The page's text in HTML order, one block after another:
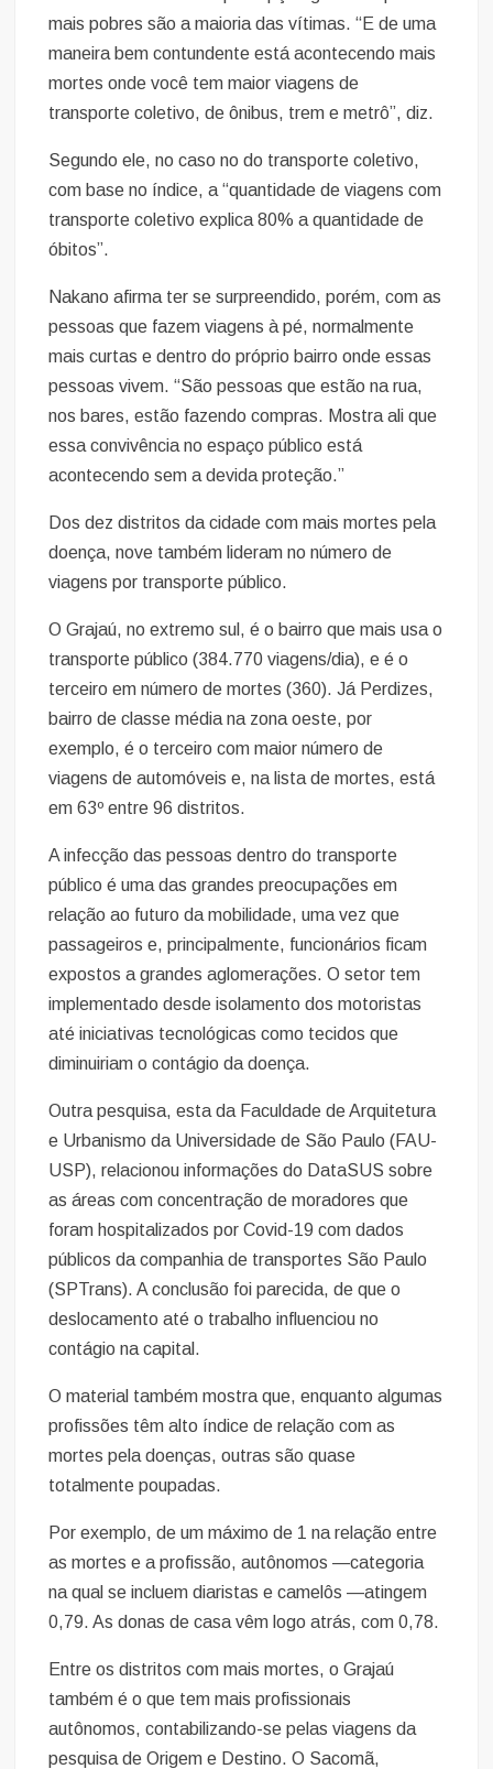
mais pobres são a maioria das vítimas. “E de uma
maneira bem contundente está acontecendo mais
mortes onde você tem maior viagens de
transporte coletivo, de ônibus, trem e metrô”, diz.
Segundo ele, no caso no do transporte coletivo,
com base no índice, a “quantidade de viagens com
transporte coletivo explica 80% a quantidade de
óbitos”.
Nakano afirma ter se surpreendido, porém, com as
pessoas que fazem viagens à pé, normalmente
mais curtas e dentro do próprio bairro onde essas
pessoas vivem. “São pessoas que estão na rua,
nos bares, estão fazendo compras. Mostra ali que
essa convivência no espaço público está
acontecendo sem a devida proteção.”
Dos dez distritos da cidade com mais mortes pela
doença, nove também lideram no número de
viagens por transporte público.
O Grajaú, no extremo sul, é o bairro que mais usa o
transporte público (384.770 viagens/dia), e é o
terceiro em número de mortes (360). Já Perdizes,
bairro de classe média na zona oeste, por
exemplo, é o terceiro com maior número de
viagens de automóveis e, na lista de mortes, está
em 63º entre 96 distritos.
A infecção das pessoas dentro do transporte
público é uma das grandes preocupações em
relação ao futuro da mobilidade, uma vez que
passageiros e, principalmente, funcionários ficam
expostos a grandes aglomerações. O setor tem
implementado desde isolamento dos motoristas
até iniciativas tecnológicas como tecidos que
diminuiriam o contágio da doença.
Outra pesquisa, esta da Faculdade de Arquitetura
e Urbanismo da Universidade de São Paulo (FAU-
USP), relacionou informações do DataSUS sobre
as áreas com concentração de moradores que
foram hospitalizados por Covid-19 com dados
públicos da companhia de transportes São Paulo
(SPTrans). A conclusão foi parecida, de que o
deslocamento até o trabalho influenciou no
contágio na capital.
O material também mostra que, enquanto algumas
profissões têm alto índice de relação com as
mortes pela doenças, outras são quase
totalmente poupadas.
Por exemplo, de um máximo de 1 na relação entre
as mortes e a profissão, autônomos —categoria
na qual se incluem diaristas e camelôs —atingem
0,79. As donas de casa vêm logo atrás, com 0,78.
Entre os distritos com mais mortes, o Grajaú
também é o que tem mais profissionais
autônomos, contabilizando-se pelas viagens da
pesquisa de Origem e Destino. O Sacomã,